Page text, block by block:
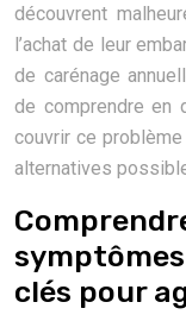
découvrent
l’achat de leur
de carénage
de comprendre en
couvrir ce
alternatives
clés pour